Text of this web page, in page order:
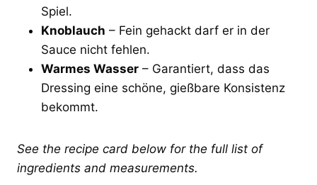
Spiel.
Knoblauch – Fein gehackt darf er in der
Sauce nicht fehlen.
Warmes Wasser – Garantiert, dass das
Dressing eine schöne, gießbare Konsistenz
bekommt.
See the recipe card below for the full list of
ingredients and measurements.